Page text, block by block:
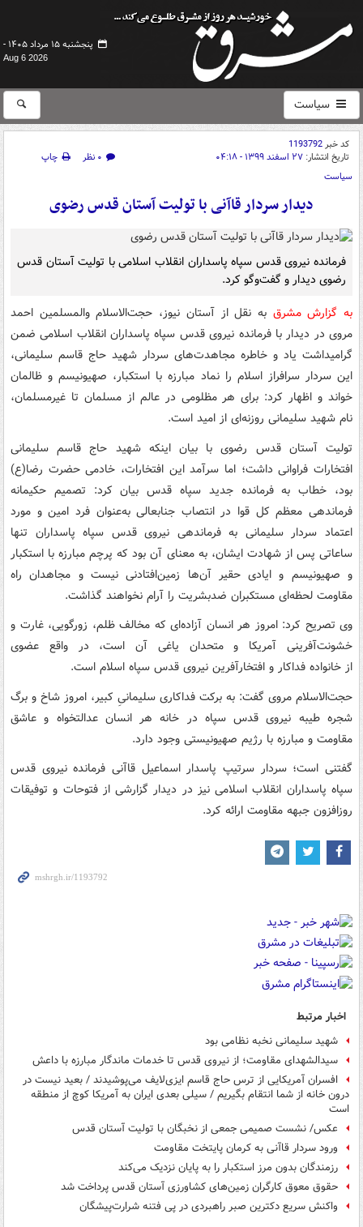
پنجشنبه ۱۵ مرداد ۱۴۰۵ -
Aug 6 2026
سیاست
کد خبر1193792
تاریخ انتشار: ۲۷ اسفند ۱۳۹۹ - ۰۴:۱۸ ۰ نظر
چاپ
سیاست
دیدار سردار قاآنی با تولیت آستان قدس رضوی
فرمانده نیروی قدس سپاه پاسداران انقلاب اسلامی با تولیت آستان قدس
رضوی دیدار و گفت‌وگو کرد.
به گزارش مشرق به نقل از آستان نیوز، حجت‌الاسلام والمسلمین احمد
مروی در دیدار با فرمانده نیروی قدس سپاه پاسداران انقلاب اسلامی ضمن
گرامیداشت یاد و خاطره مجاهدت‌های سردار شهید حاج قاسم سلیمانی،
این سردار سرافراز اسلام را نماد مبارزه با استکبار، صهیونیسم و ظالمان
خواند و اظهار کرد: برای هر مظلومی در عالم از مسلمان تا غیرمسلمان،
نام شهید سلیمانی روزنه‌ای از امید است.
تولیت آستان قدس رضوی با بیان اینکه شهید حاج قاسم سلیمانی
افتخارات فراوانی داشت؛ اما سرآمد این افتخارات، خادمی حضرت رضا(ع)
بود، خطاب به فرمانده جدید سپاه قدس بیان کرد: تصمیم حکیمانه
فرماندهی معظم کل قوا در انتصاب جنابعالی به‌عنوان فرد امین و مورد
اعتماد سردار سلیمانی به فرماندهی نیروی قدس سپاه پاسداران تنها
ساعاتی پس از شهادت ایشان، به معنای آن بود که پرچم مبارزه با استکبار
و صهیونیسم و ایادی حقیر آن‌ها زمین‌افتادنی نیست و مجاهدان راه
مقاومت لحظه‌ای مستکبران ضدبشریت را آرام نخواهند گذاشت.
وی تصریح کرد: امروز هر انسان آزاده‌ای که مخالف ظلم، زورگویی، غارت و
خشونت‌آفرینی آمریکا و متحدان یاغی آن است، در واقع عضوی
از خانواده فداکار و افتخارآفرین نیروی قدس سپاه اسلام است.
حجت‌الاسلام مروی گفت: به برکت فداکاری سلیمانیِ کبیر، امروز شاخ و برگ
شجره طیبه نیروی قدس سپاه در خانه هر انسان عدالتخواه و عاشق
مقاومت و مبارزه با رژیم صهیونیستی وجود دارد.
گفتنی است؛ سردار سرتیپ پاسدار اسماعیل قاآنی فرمانده نیروی قدس
سپاه پاسداران انقلاب اسلامی نیز در دیدار گزارشی از فتوحات و توفیقات
روزافزون جبهه مقاومت ارائه کرد.
اخبار مرتبط
شهید سلیمانی نخبه نظامی بود
سیدالشهدای مقاومت؛ از نیروی قدس تا خدمات ماندگار مبارزه با داعش
افسران آمریکایی از ترس حاج قاسم‌ ایزی‌لایف می‌پوشیدند / بعید نیست در
درون خانه‌ از شما انتقام بگیریم / سیلی بعدی ایران‌ به آمریکا ‌کوچ از منطقه
است‌
عکس/ نشست صمیمی جمعی از نخبگان با تولیت آستان قدس
ورود سردار قاآنی به کرمان پایتخت مقاومت
رزمندگان بدون مرز استکبار را به پایان نزدیک می‌کند
حقوق معوق کارگران زمین‌های کشاورزی آستان قدس پرداخت شد
واکنش سریع دکترین صبر راهبردی در پی فتنه شرارت‌پیشگان